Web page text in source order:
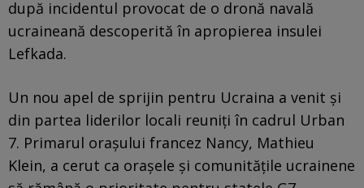
după incidentul provocat de o dronă navală
ucraineană descoperită în apropierea insulei
Lefkada.
Un nou apel de sprijin pentru Ucraina a venit și
din partea liderilor locali reuniți în cadrul Urban
7. Primarul orașului francez Nancy, Mathieu
Klein, a cerut ca orașele și comunitățile ucrainene